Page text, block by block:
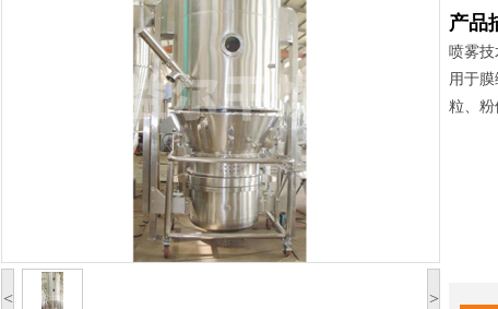
< >
产品
喷雾技
用于
粒、粉